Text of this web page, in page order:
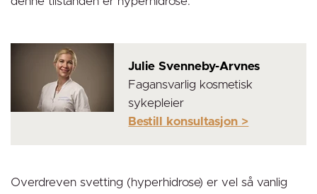
Julie Svenneby-Arvnes
Fagansvarlig kosmetisk
sykepleier
Bestill konsultasjon >
Overdreven svetting (hyperhidrose) er vel så vanlig